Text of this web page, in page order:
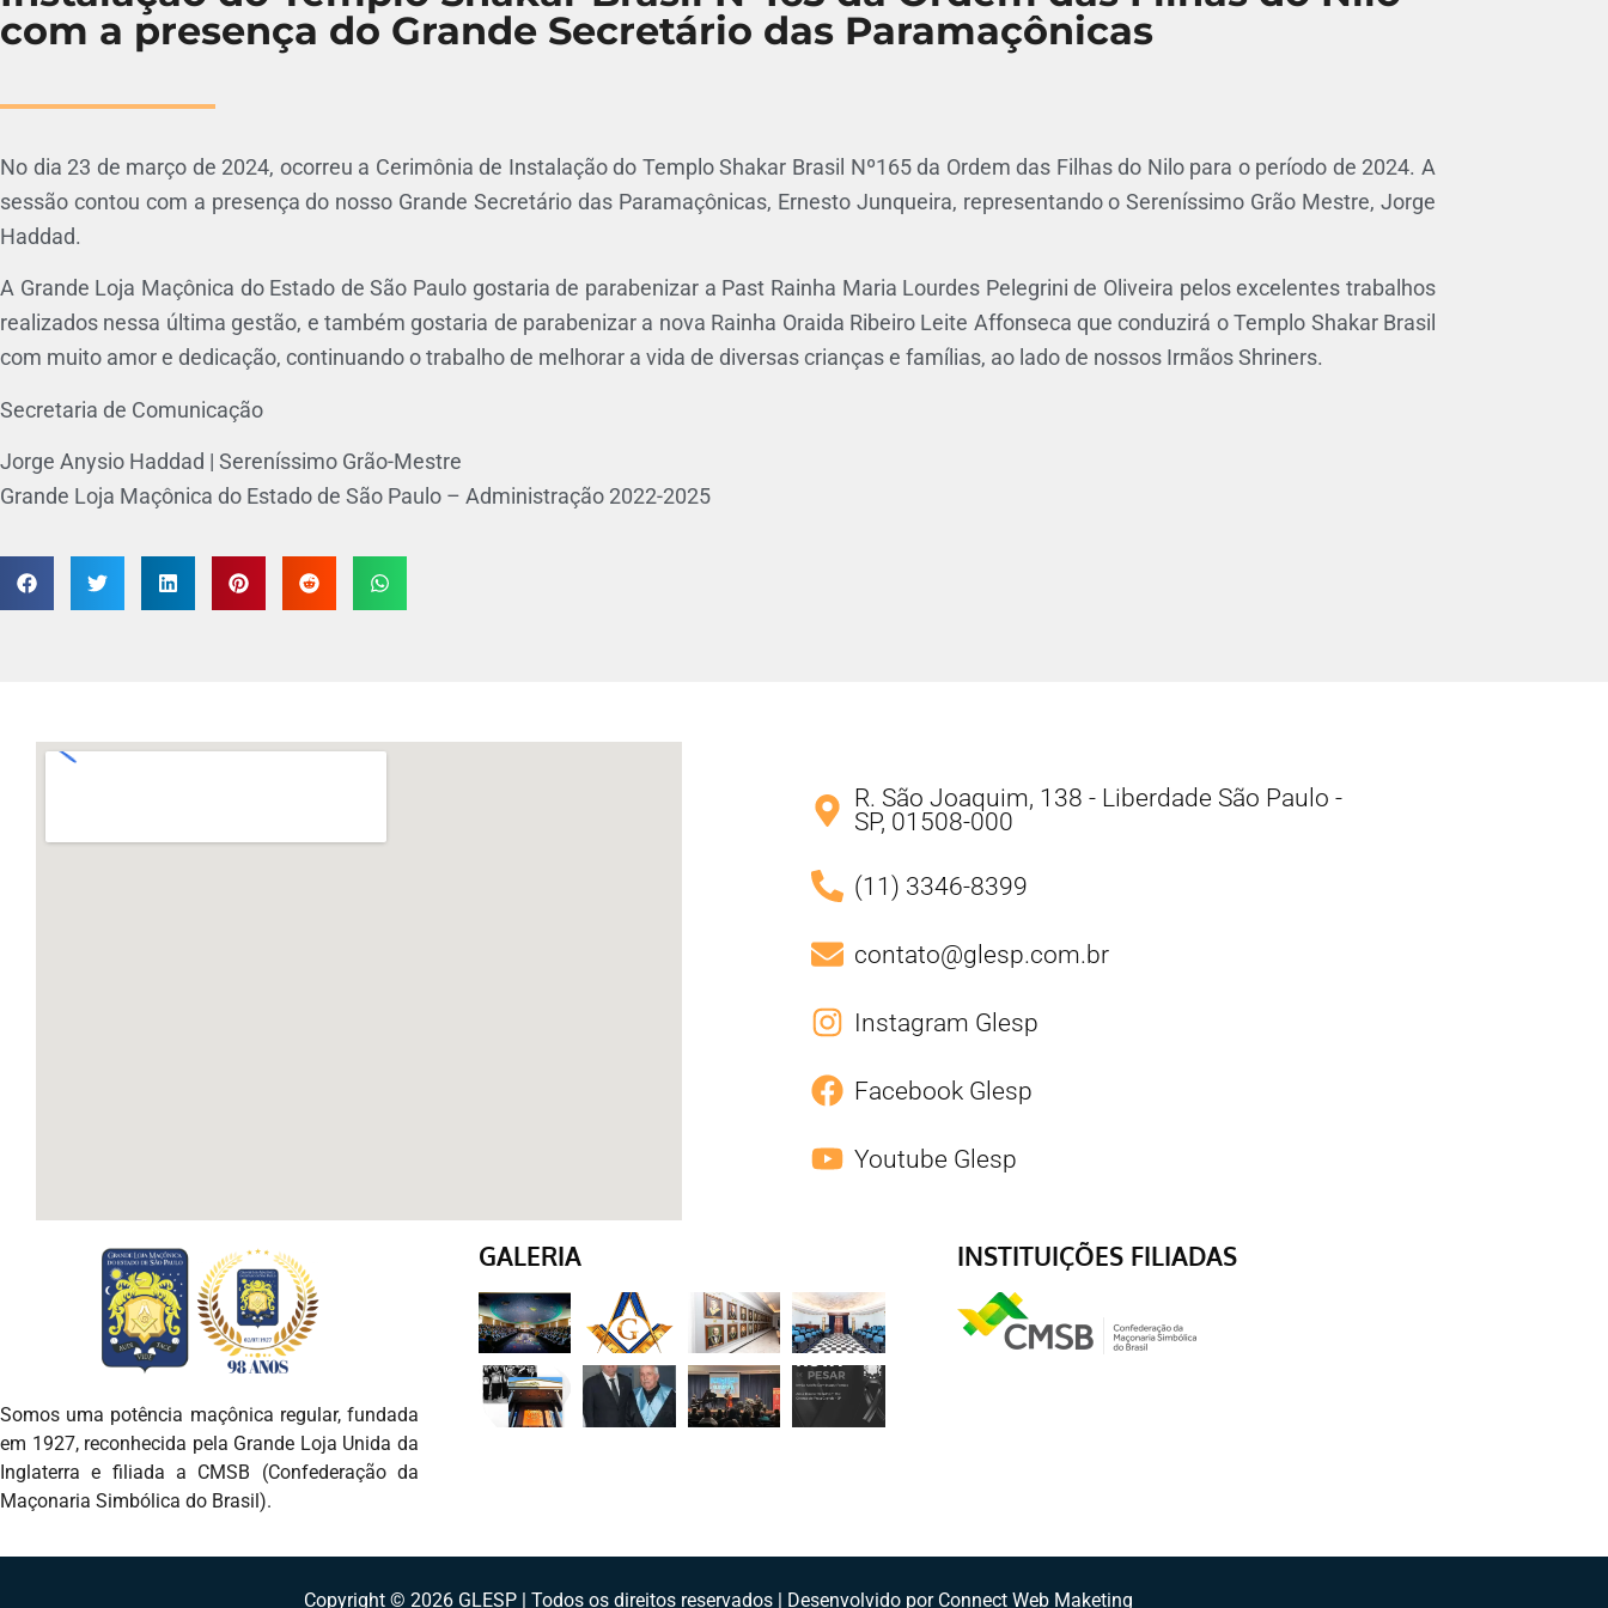
com a presença do Grande Secretário das Paramaçônicas
No dia 23 de março de 2024, ocorreu a Cerimônia de Instalação do Templo Shakar Brasil Nº165 da Ordem das Filhas do Nilo para o período de 2024. A
sessão contou com a presença do nosso Grande Secretário das Paramaçônicas, Ernesto Junqueira, representando o Sereníssimo Grão Mestre, Jorge
Haddad.
A Grande Loja Maçônica do Estado de São Paulo gostaria de parabenizar a Past Rainha Maria Lourdes Pelegrini de Oliveira pelos excelentes trabalhos
realizados nessa última gestão, e também gostaria de parabenizar a nova Rainha Oraida Ribeiro Leite Affonseca que conduzirá o Templo Shakar Brasil
com muito amor e dedicação, continuando o trabalho de melhorar a vida de diversas crianças e famílias, ao lado de nossos Irmãos Shriners.
Secretaria de Comunicação
Jorge Anysio Haddad | Sereníssimo Grão-Mestre
Grande Loja Maçônica do Estado de São Paulo – Administração 2022-2025
R. São Joaquim, 138 - Liberdade São Paulo -
SP, 01508-000
(11) 3346-8399
contato@glesp.com.br
Instagram Glesp
Facebook Glesp
Youtube Glesp
Somos uma potência maçônica regular, fundada
em 1927, reconhecida pela Grande Loja Unida da
Inglaterra e filiada a CMSB (Confederação da
Maçonaria Simbólica do Brasil).
GALERIA INSTITUIÇÕES FILIADAS
Copyright © 2026 GLESP | Todos os direitos reservados | Desenvolvido por Connect Web Maketing